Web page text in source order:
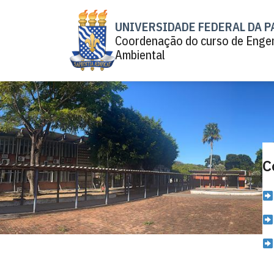
UNIVERSIDADE FEDERAL DA
Coordenação do curso de
Ambiental